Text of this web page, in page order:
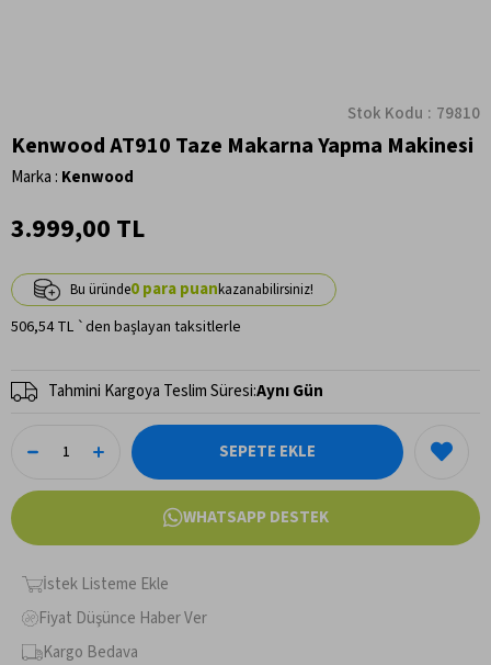
Stok Kodu 79810
Kenwood AT910 Taze Makarna Yapma Makinesi
Marka : Kenwood
3.999,00 TL
0
506,54 TL `den başlayan taksitlerle
Tahmini Kargoya Teslim Süresi:Aynı Gün
WHATSAPP DESTEK
İstek Listeme Ekle
Fiyat Düşünce Haber Ver
Kargo Bedava